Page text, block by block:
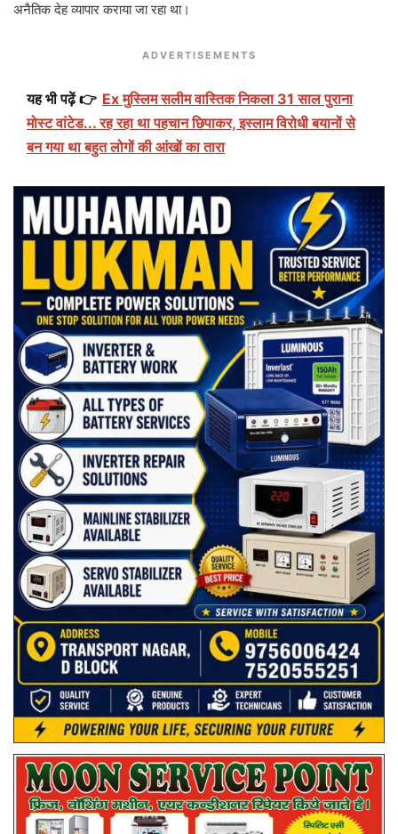
अनैतिक देह व्यापार कराया जा रहा था।
ADVERTISEMENTS
यह भी पढ़ें 👉 Ex मुस्लिम सलीम वास्तिक निकला 31 साल पुराना
मोस्ट वांटेड... रह रहा था पहचान छिपाकर, इस्लाम विरोधी बयानों से
बन गया था बहुत लोगों की आंखों का तारा